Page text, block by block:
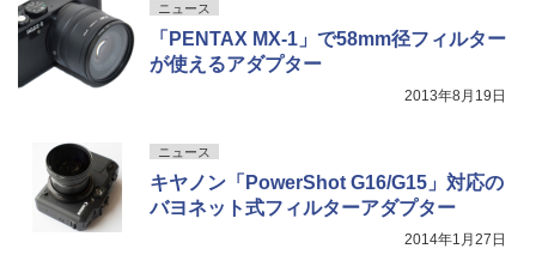
ニュース
「PENTAX MX-1」で58mm径フィルター
が使えるアダプター
2013年8月19日
ニュース
キヤノン「PowerShot G16/G15」対応の
バヨネット式フィルターアダプター
2014年1月27日